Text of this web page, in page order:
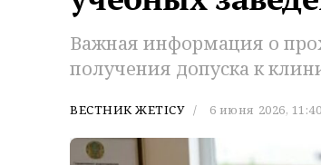
Важная информация о
получения допуска к
ВЕСТНИК ЖЕТІСУ 6 июня 2026, 11:40